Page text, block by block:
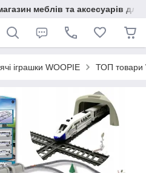
меблів та аксесуарів для
іграшки WOOPIE ТОП товари